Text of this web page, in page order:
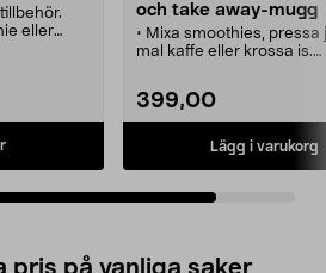
eller
i flera
och take away-mugg
• Mixa smoothies, pressa
mal kaffe eller krossa is.
med lock.
• Lättanvänd mixer för
mellanmål på språng.
• Tålig blender i plast –
korgen.
399,00
Lägg i varukorg
pris på vanliga saker